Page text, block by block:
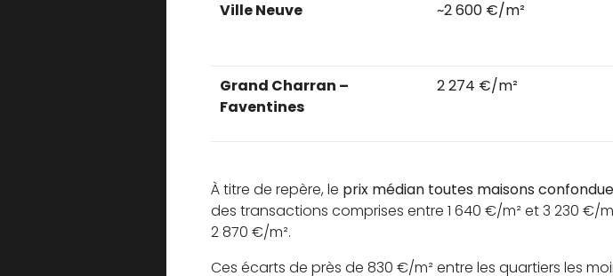
Ville Neuve ~2 600 €/m²
Grand Charran –
Faventines
2 274 €/m²
À titre de repère, le prix médian toutes maisons
des transactions comprises entre 1 640 €/m² et 3 230 €/
2 870 €/m².
Ces écarts de près de 830 €/m² entre les quartiers les